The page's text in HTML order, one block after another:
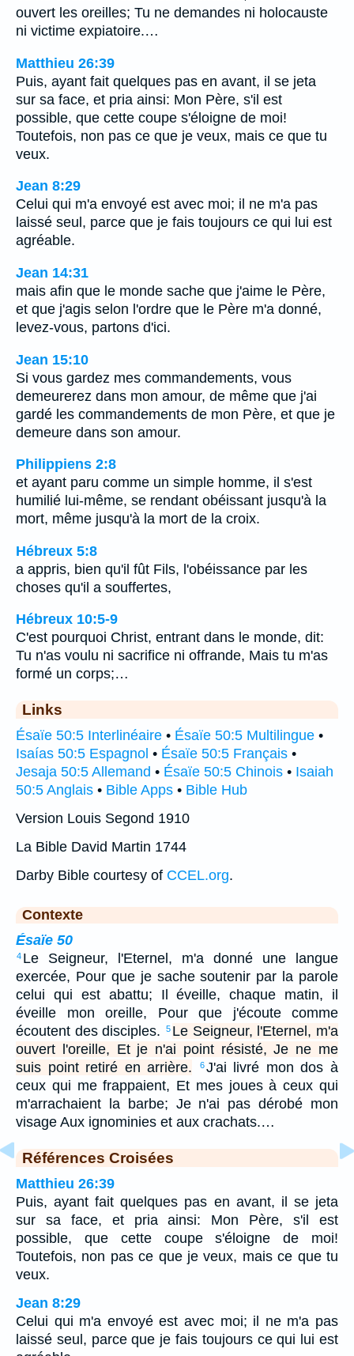
ouvert les oreilles; Tu ne demandes ni holocauste
ni victime expiatoire.…
Matthieu 26:39
Puis, ayant fait quelques pas en avant, il se jeta
sur sa face, et pria ainsi: Mon Père, s'il est
possible, que cette coupe s'éloigne de moi!
Toutefois, non pas ce que je veux, mais ce que tu
veux.
Jean 8:29
Celui qui m'a envoyé est avec moi; il ne m'a pas
laissé seul, parce que je fais toujours ce qui lui est
agréable.
Jean 14:31
mais afin que le monde sache que j'aime le Père,
et que j'agis selon l'ordre que le Père m'a donné,
levez-vous, partons d'ici.
Jean 15:10
Si vous gardez mes commandements, vous
demeurerez dans mon amour, de même que j'ai
gardé les commandements de mon Père, et que je
demeure dans son amour.
Philippiens 2:8
et ayant paru comme un simple homme, il s'est
humilié lui-même, se rendant obéissant jusqu'à la
mort, même jusqu'à la mort de la croix.
Hébreux 5:8
a appris, bien qu'il fût Fils, l'obéissance par les
choses qu'il a souffertes,
Hébreux 10:5-9
C'est pourquoi Christ, entrant dans le monde, dit:
Tu n'as voulu ni sacrifice ni offrande, Mais tu m'as
formé un corps;…
Links
Ésaïe 50:5 Interlinéaire • Ésaïe 50:5 Multilingue •
Isaías 50:5 Espagnol • Ésaïe 50:5 Français •
Jesaja 50:5 Allemand • Ésaïe 50:5 Chinois • Isaiah
50:5 Anglais • Bible Apps • Bible Hub
Version Louis Segond 1910
La Bible David Martin 1744
Darby Bible courtesy of CCEL.org.
Contexte
Ésaïe 50
4 Le Seigneur, l'Eternel, m'a donné une langue
exercée, Pour que je sache soutenir par la parole
celui qui est abattu; Il éveille, chaque matin, il
éveille mon oreille, Pour que j'écoute comme
écoutent des disciples.
5 Le Seigneur, l'Eternel, m'a
ouvert l'oreille, Et je n'ai point résisté, Je ne me
suis point retiré en arrière.
6J'ai livré mon dos à
ceux qui me frappaient, Et mes joues à ceux qui
m'arrachaient la barbe; Je n'ai pas dérobé mon
visage Aux ignominies et aux crachats.…
Références Croisées
Matthieu 26:39
Puis, ayant fait quelques pas en avant, il se jeta
sur sa face, et pria ainsi: Mon Père, s'il est
possible, que cette coupe s'éloigne de moi!
Toutefois, non pas ce que je veux, mais ce que tu
veux.
Jean 8:29
Celui qui m'a envoyé est avec moi; il ne m'a pas
laissé seul, parce que je fais toujours ce qui lui est